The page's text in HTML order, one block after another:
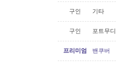
구인 기타
구인 포트무디
프리미엄 밴쿠버